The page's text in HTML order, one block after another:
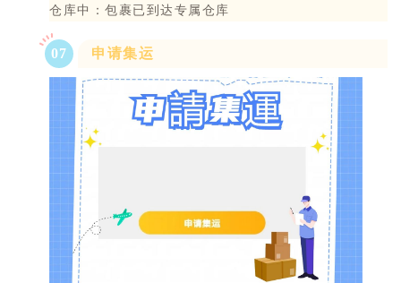
仓库中：包裹已到达专属仓库
07 申请集运